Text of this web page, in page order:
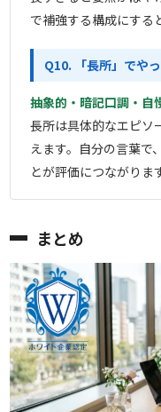
で補強する構成にする
Q10. 「長所」でや
抽象的・暗記口調・自
長所は具体的なエピソ
えます。自分の言葉で
とが評価につながりま
まとめ